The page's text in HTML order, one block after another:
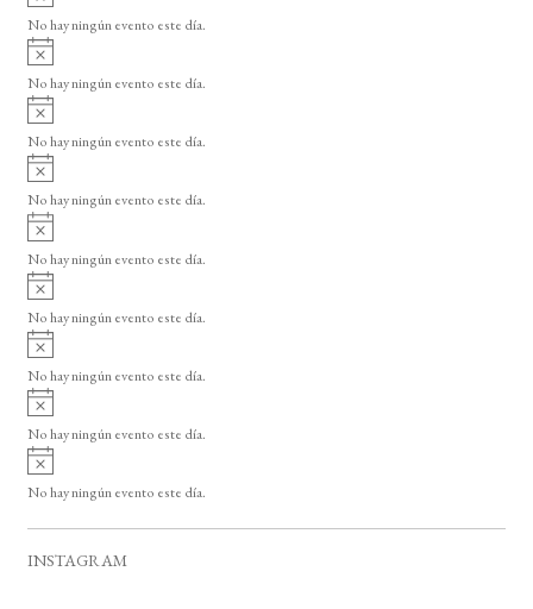
o
v
i
o
No hay ningún evento este día.
A
v
i
o
No hay ningún evento este día.
A
v
i
o
No hay ningún evento este día.
A
v
i
o
No hay ningún evento este día.
A
v
i
o
No hay ningún evento este día.
A
v
i
o
No hay ningún evento este día.
A
v
i
o
No hay ningún evento este día.
A
v
i
o
No hay ningún evento este día.
A
v
i
No hay ningún evento este día.
INSTAGRAM